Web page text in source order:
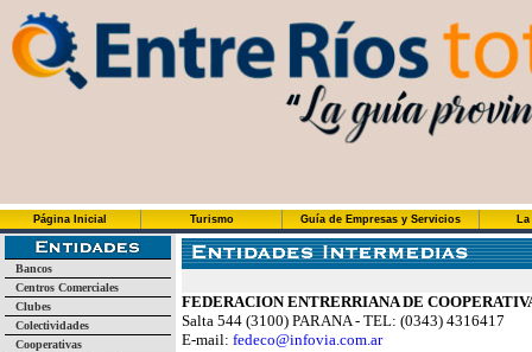
Página Inicial Turismo Guía de Empresas y Servicios
Bancos
Centros Comerciales
Clubes
Colectividades
Cooperativas
FEDERACION ENTRERRIANA DE
Salta 544 (3100) PARANA - TEL: (0343) 4316417
E-mail: fedeco@infovia.com.ar